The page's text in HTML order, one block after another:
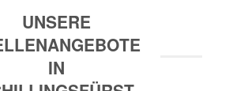
UNSERE
IN